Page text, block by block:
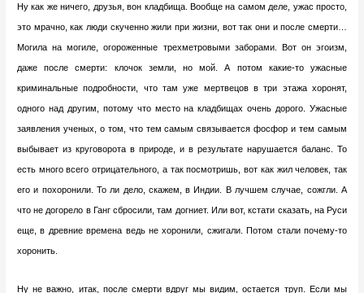
Ну как же ничего, друзья, вон кладбища. Вообще на самом деле, ужас просто,
это мрачно, как люди скученно жили при жизни, вот так они и после смерти…
Могила на могиле, огороженные трехметровыми заборами. Вот он эгоизм,
даже после смерти: клочок земли, но мой. А потом какие-то ужасные
криминальные подробности, что там уже мертвецов в три этажа хоронят,
одного над другим, потому что место на кладбищах очень дорого. Ужасные
заявления ученых, о том, что тем самым связывается фосфор и тем самым
выбывает из круговорота в природе, и в результате нарушается баланс. То
есть много всего отрицательного, а так посмотришь, вот как жил человек, так
его и похоронили. То ли дело, скажем, в Индии. В лучшем случае, сожгли. А
что не догорело в Ганг сбросили, там догниет. Или вот, кстати сказать, на Руси
еще, в древние времена ведь не хоронили, сжигали. Потом стали почему-то
хоронить.
Ну не важно, итак, после смерти вдруг мы видим, остается труп. Если мы